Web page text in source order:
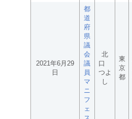
2021年6月29
日
都
道
府
県
議
会
議
員
マ
ニ
フ
ェ
北
口
つよ
し
東
京
都